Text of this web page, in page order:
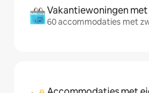
Vakantiewoningen
60 accommodaties met